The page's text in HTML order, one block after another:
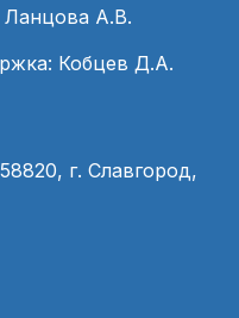
Ланцова А.В.
Кобцев Д.А.
г. Славгород,